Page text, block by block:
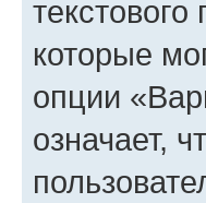
которые
опции
означает,